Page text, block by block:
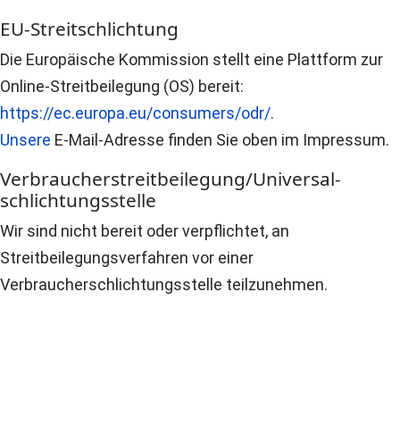
EU-Streitschlichtung
Die Europäische Kommission stellt eine Plattform zur
Online-Streitbeilegung (OS) bereit:
https://ec.europa.eu/consumers/odr/.
Unsere E-Mail-Adresse finden Sie oben im Impressum.
Verbraucher­streit­beilegung/Universal­
schlichtungs­stelle
Wir sind nicht bereit oder verpflichtet, an
Streitbeilegungsverfahren vor einer
Verbraucherschlichtungsstelle teilzunehmen.